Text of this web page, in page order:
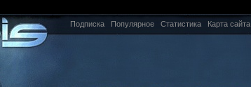
Подписка Популярное Статистика Карта сайта